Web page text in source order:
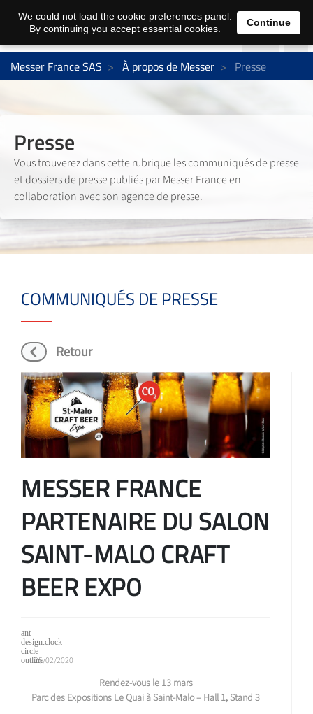
Messer France SAS À propos de Messer Presse
Presse
Vous trouverez dans cette rubrique les communiqués de presse
et dossiers de presse publiés par Messer France en
collaboration avec son agence de presse.
COMMUNIQUÉS DE PRESSE
Retour
MESSER FRANCE
PARTENAIRE DU SALON
SAINT-MALO CRAFT
BEER EXPO
25/02/2020
Rendez-vous le 13 mars
Parc des Expositions Le Quai à Saint-Malo – Hall 1, Stand 3
We could not load the cookie preferences panel.
By continuing you accept essential cookies.
Continue